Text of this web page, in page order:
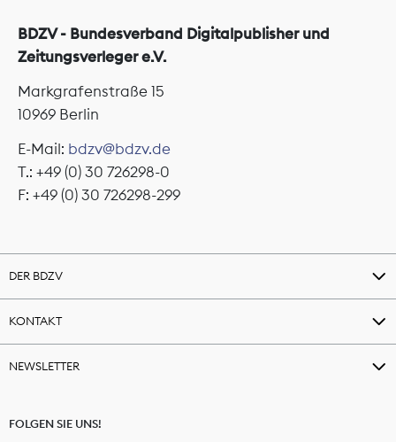
BDZV - Bundesverband Digitalpublisher und
Zeitungsverleger e.V.
Markgrafenstraße 15
10969 Berlin
E-Mail: bdzv@bdzv.de
T.: +49 (0) 30 726298-0
F: +49 (0) 30 726298-299
DER BDZV
KONTAKT
NEWSLETTER
FOLGEN SIE UNS!